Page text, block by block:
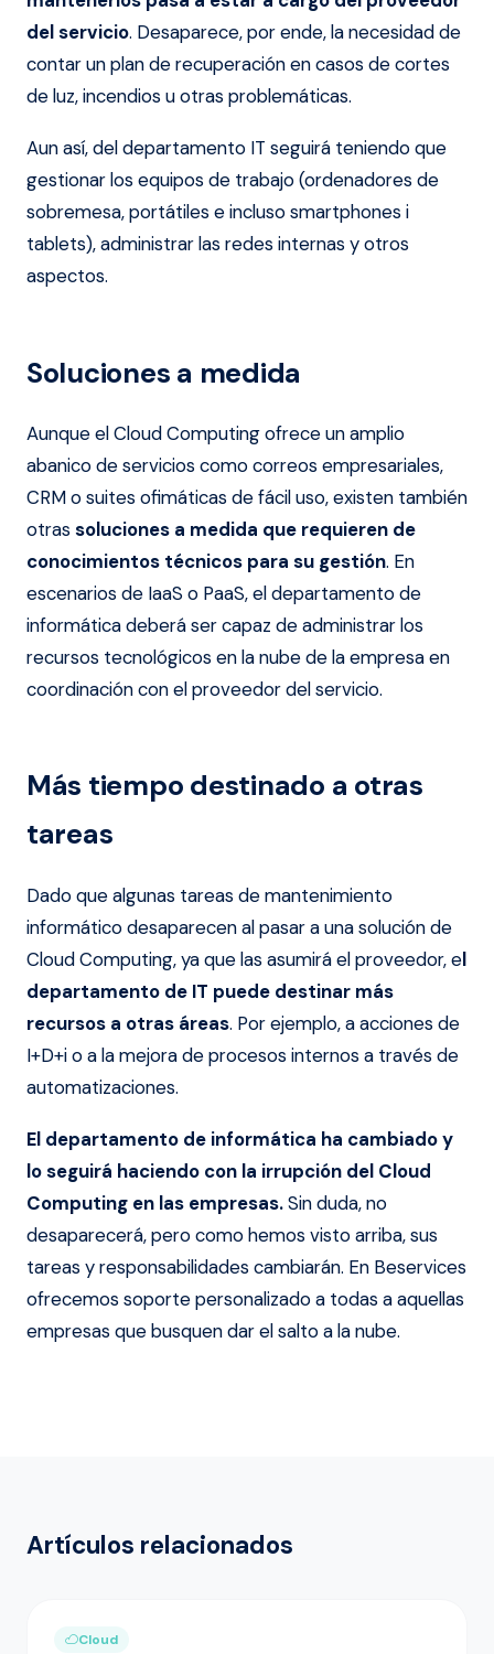
del servicio. Desaparece, por ende, la necesidad de
contar un plan de recuperación en casos de cortes
de luz, incendios u otras problemáticas.
Aun así, del departamento IT seguirá teniendo que
gestionar los equipos de trabajo (ordenadores de
sobremesa, portátiles e incluso smartphones i
tablets), administrar las redes internas y otros
aspectos.
Soluciones a medida
Aunque el Cloud Computing ofrece un amplio
abanico de servicios como correos empresariales,
CRM o suites ofimáticas de fácil uso, existen también
otras soluciones a medida que requieren de
conocimientos técnicos para su gestión. En
escenarios de IaaS o PaaS, el departamento de
informática deberá ser capaz de administrar los
recursos tecnológicos en la nube de la empresa en
coordinación con el proveedor del servicio.
Más tiempo destinado a otras
tareas
Dado que algunas tareas de mantenimiento
informático desaparecen al pasar a una solución de
Cloud Computing, ya que las asumirá el proveedor, el
departamento de IT puede destinar más
recursos a otras áreas. Por ejemplo, a acciones de
I+D+i o a la mejora de procesos internos a través de
automatizaciones.
El departamento de informática ha cambiado y
lo seguirá haciendo con la irrupción del Cloud
Computing en las empresas.Sin duda, no
desaparecerá, pero como hemos visto arriba, sus
tareas y responsabilidades cambiarán. En Beservices
ofrecemos soporte personalizado a todas a aquellas
empresas que busquen dar el salto a la nube.
Artículos relacionados
Cloud